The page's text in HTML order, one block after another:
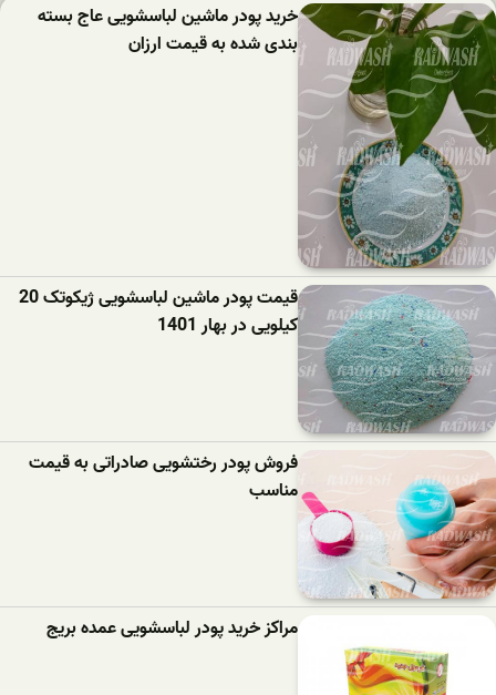
خرید پودر ماشین لباسشویی عاج بسته
بندی شده به قیمت ارزان
قیمت پودر ماشین لباسشویی ژیکوتک 20
کیلویی در بهار 1401
فروش پودر رختشویی صادراتی به قیمت
مناسب
مراکز خرید پودر لباسشویی عمده بریج